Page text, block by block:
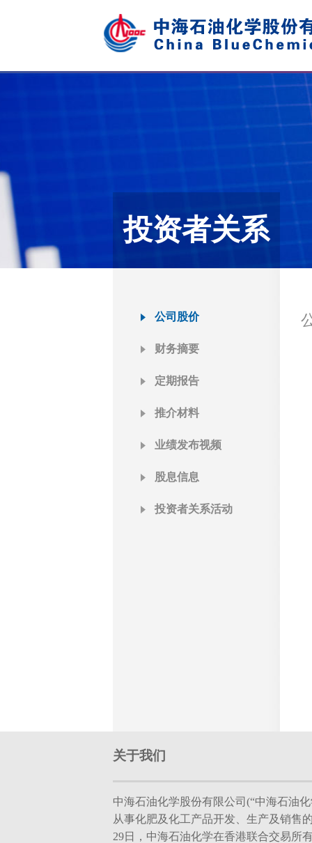
投资者关系
公司股价
财务摘要
定期报告
推介材料
业绩发布视频
股息信息
投资者关系活动
关于我们
中海石油化学股份有限公司(“中海石油
从事化肥及化工产品开发、生产及销售
29日，中海石油化学在香港联合交易所